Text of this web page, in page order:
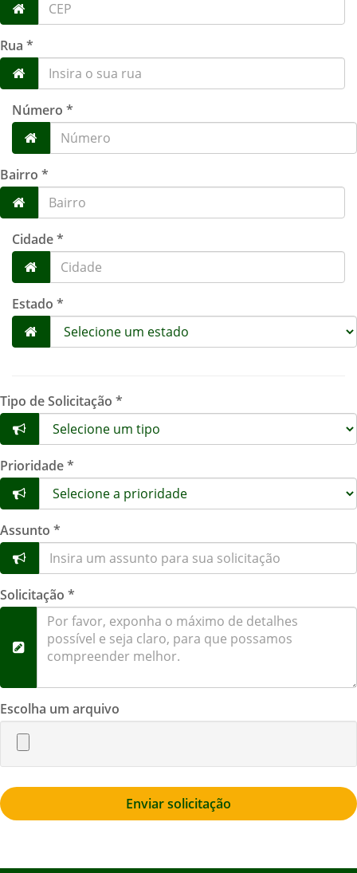
Rua *
Número *
Bairro *
Cidade *
Estado *
Tipo de Solicitação *
Prioridade *
Assunto *
Solicitação *
Escolha um arquivo
Enviar solicitação